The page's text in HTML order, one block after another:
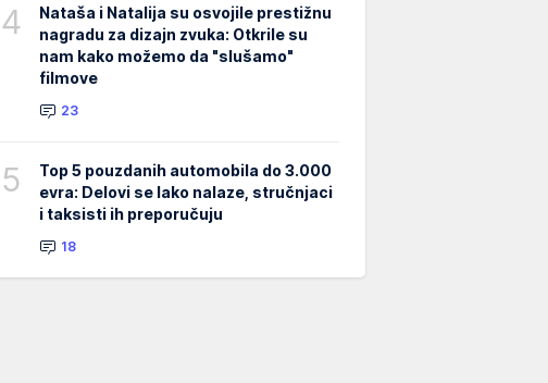
4
Nataša i Natalija su osvojile prestižnu
nagradu za dizajn zvuka: Otkrile su
nam kako možemo da "slušamo"
filmove
23
5
Top 5 pouzdanih automobila do 3.000
evra: Delovi se lako nalaze, stručnjaci
i taksisti ih preporučuju
18